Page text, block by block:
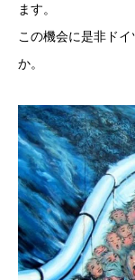
ます。
この機会に是非ド
か。